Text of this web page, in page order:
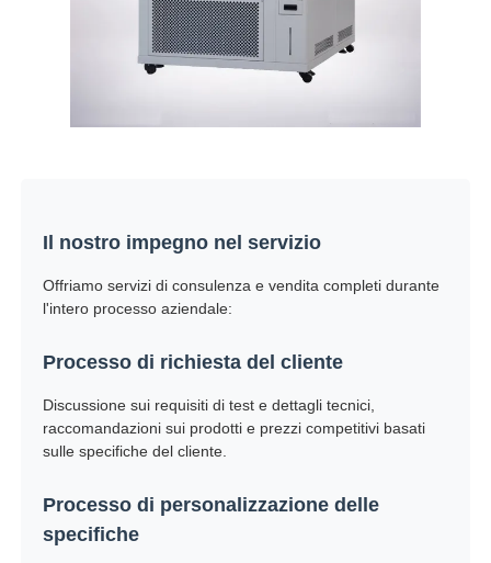
Il nostro impegno nel servizio
Offriamo servizi di consulenza e vendita completi durante
l'intero processo aziendale:
Processo di richiesta del cliente
Discussione sui requisiti di test e dettagli tecnici,
raccomandazioni sui prodotti e prezzi competitivi basati
sulle specifiche del cliente.
Processo di personalizzazione delle
specifiche